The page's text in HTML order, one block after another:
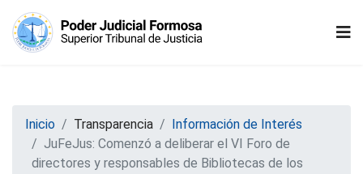
Inicio Transparencia
Información de Interés
JuFeJus: Comenzó a deliberar el VI Foro de
directores y responsables de Bibliotecas de los